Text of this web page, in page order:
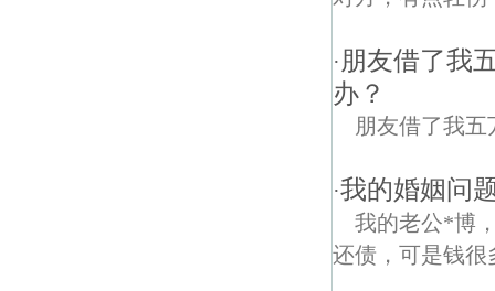
· 朋友借了我
办？
朋友借了我
·我的婚姻问
我的老公*博
还债，可是钱